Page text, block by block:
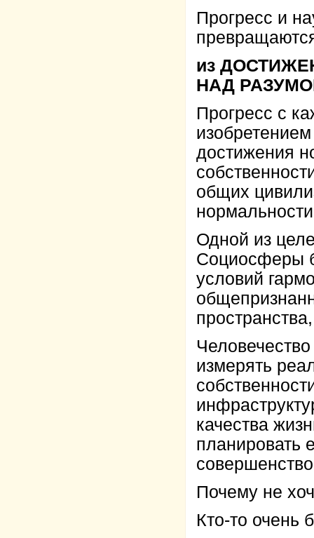
Прогресс и
из
НАД
Прогресс с
достижения
общих
Одной из
Социосферы
условий
измерять
качества
планировать
Почему не
Кто-то очень